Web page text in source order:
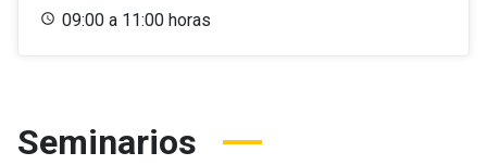
09:00 a 11:00 horas
Seminarios